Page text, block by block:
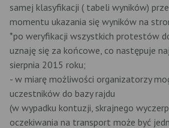
samej klasyfikacji ( tabeli wyników)
momentu ukazania się wyników na
*po weryfikacji wszystkich protestów
uznaję się za końcowe, co następuje
sierpnia 2015 roku;
- w miarę możliwości organizatorzy
uczestników do bazy rajdu
(w wypadku kontuzji, skrajnego
oczekiwania na transport może być